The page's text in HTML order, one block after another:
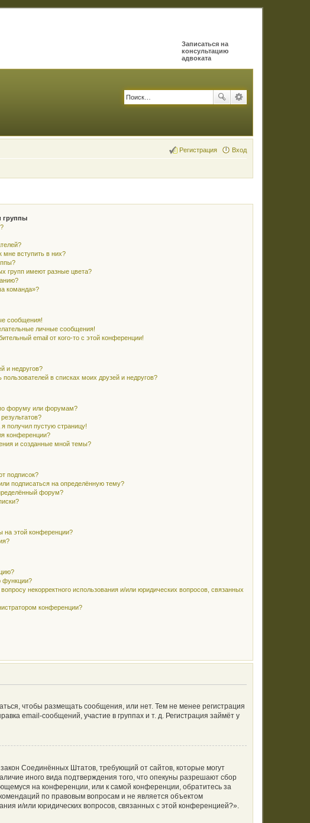
Записаться на
консультацию
адвоката
Вход
Регистрация
группы
мне вступить в них?
групп имеют разные цвета?
команда»?
сообщения!
личные сообщения!
email от кого-то с этой конференции!
и недругов?
пользователей в списках моих друзей и недругов?
форуму или форумам?
я получил пустую страницу!
конференции?
и созданные мной темы?
подписок?
подписаться на определённую тему?
форум?
на этой конференции?
функции?
некорректного использования и/или юридических вопросов, связанных
конференции?
чтобы размещать сообщения, или нет. Тем не менее регистрация
email-сообщений, участие в группах и т. д. Регистрация займёт у
Соединённых Штатов, требующий от сайтов, которые могут
иного вида подтверждения того, что опекуны разрешают сбор
на конференции, или к самой конференции, обратитесь за
по правовым вопросам и не является объектом
и/или юридических вопросов, связанных с этой конференцией?».